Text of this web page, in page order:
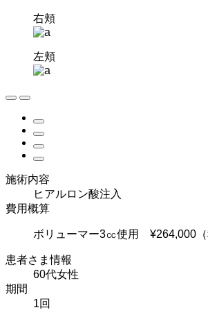
右頬
左頬
施術内容
ヒアルロン酸注入
費用概算
ボリューマー3㏄使用 ¥264,000（
患者さま情報
60代女性
期間
1回